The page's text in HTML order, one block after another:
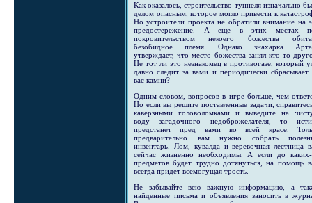
Как оказалось, строительство туннеля изначально
делом опасным, которое могло привести к
Но устроители проекта не обратили внимание на
предостережение. А еще в этих местах
покровительством некоего божества
безобидное племя. Однако знахарка
утверждает, что место божества занял кто-то
Не тот ли это незнакомец в противогазе, который
давно следит за вами и периодически сбрасывает
вас камни?
Одним словом, вопросов в игре больше, чем
Но если вы решите поставленные задачи,
каверзными головоломками и выведите на
воду загадочного недоброжелателя, то
предстанет пред вами во всей красе.
предварительно вам нужно собрать
инвентарь. Лом, кувалда и веревочная лестница
сейчас жизненно необходимы. А если до
предметов будет трудно дотянуться, на помощь
всегда придет всемогущая трость.
Не забывайте всю важную информацию, а
найденные письма и объявления заносить в